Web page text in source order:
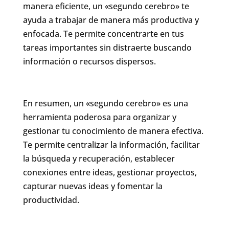
manera eficiente, un «segundo cerebro» te
ayuda a trabajar de manera más productiva y
enfocada. Te permite concentrarte en tus
tareas importantes sin distraerte buscando
información o recursos dispersos.
En resumen, un «segundo cerebro» es una
herramienta poderosa para organizar y
gestionar tu conocimiento de manera efectiva.
Te permite centralizar la información, facilitar
la búsqueda y recuperación, establecer
conexiones entre ideas, gestionar proyectos,
capturar nuevas ideas y fomentar la
productividad.